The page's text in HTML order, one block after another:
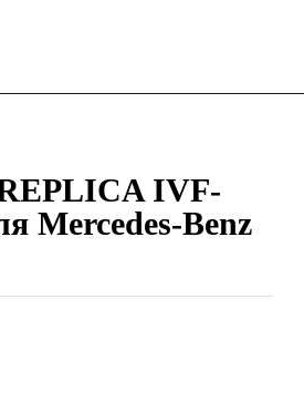
IVF-
Mercedes-Benz